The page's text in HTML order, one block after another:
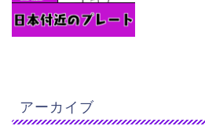
アーカイブ